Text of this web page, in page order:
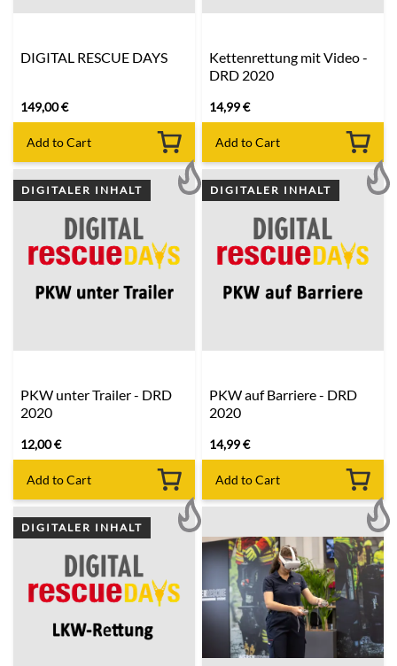
DIGITAL RESCUE DAYS
149,00€
Add to Cart
Kettenrettung mit Video -
DRD 2020
14,99€
Add to Cart
DIGITALER INHALT
PKW unter Trailer - DRD
2020
12,00€
Add to Cart
DIGITALER INHALT
PKW auf Barriere - DRD
2020
14,99€
Add to Cart
DIGITALER INHALT